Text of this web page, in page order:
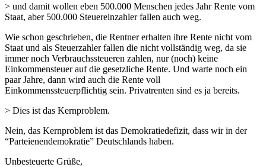
> und damit wollen eben 500.000 Menschen jedes Jahr Rente vom
Staat, aber 500.000 Steuereinzahler fallen auch weg.
Wie schon geschrieben, die Rentner erhalten ihre Rente nicht vom
Staat und als Steuerzahler fallen die nicht vollständig weg, da sie
immer noch Verbrauchssteueren zahlen, nur (noch) keine
Einkommensteuer auf die gesetzliche Rente. Und warte noch ein
paar Jahre, dann wird auch die Rente voll
Einkommenssteuerpflichtig sein. Privatrenten sind es ja bereits.
> Dies ist das Kernproblem.
Nein, das Kernproblem ist das Demokratiedefizit, dass wir in der
“Parteienendemokratie” Deutschlands haben.
Unbesteuerte Grüße,